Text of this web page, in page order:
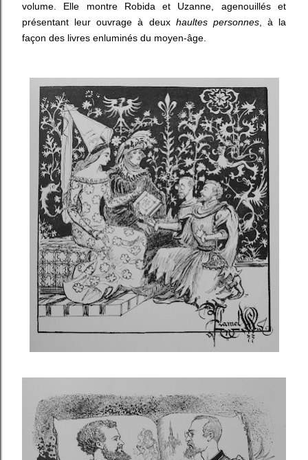
volume. Elle montre Robida et Uzanne, agenouillés et
présentant leur ouvrage à deux haultes personnes, à la
façon des livres enluminés du moyen-âge.